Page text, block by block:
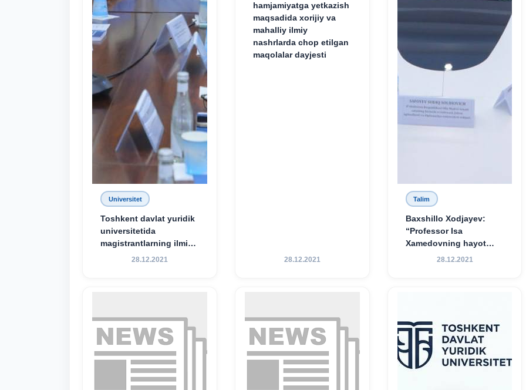
Universitet
Toshkent davlat yuridik
universitetida
magistrantlarning ilmiy-
amaliy konferensiyasi
28.12.2021
hamjamiyatga yetkazish
maqsadida xorijiy va
mahalliy ilmiy
nashrlarda chop etilgan
maqolalar dayjesti
28.12.2021
Talim
Baxshillo Xodjayev:
“Professor Isa
Xamedovning hayot
yo‘li — ilm-fanga,
28.12.2021